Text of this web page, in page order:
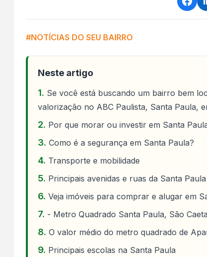
#NOTÍCIAS DO SEU BAIRRO
Neste artigo
Se você está buscando um bairro bem
valorização no ABC Paulista, Santa Paula,
Por que morar ou investir em Santa
Como é a segurança em Santa Paula?
Transporte e mobilidade
Principais avenidas e ruas da Santa Paula
Veja imóveis para comprar e alugar em
- Metro Quadrado Santa Paula, São
O valor médio do metro quadrado de
Principais escolas na Santa Paula